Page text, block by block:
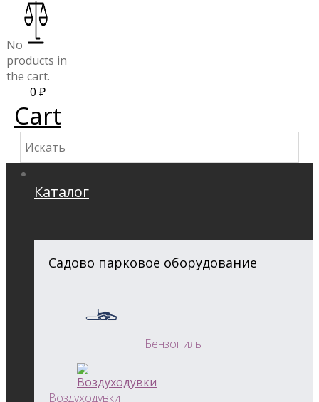
No
products in
the cart.
0 ₽
Cart
Каталог
Садово парковое оборудование
Бензопилы
Воздуходувки